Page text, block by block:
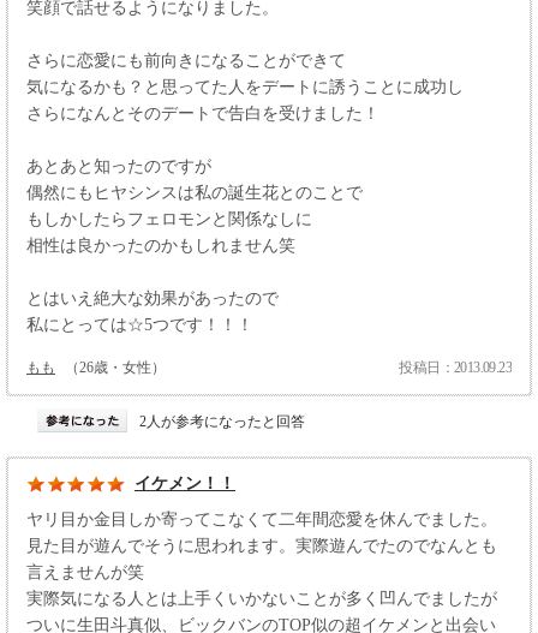
笑顔で話せるようになりました。
さらに恋愛にも前向きになることができて
気になるかも？と思ってた人をデートに誘うことに成功し
さらになんとそのデートで告白を受けました！
あとあと知ったのですが
偶然にもヒヤシンスは私の誕生花とのことで
もしかしたらフェロモンと関係なしに
相性は良かったのかもしれません笑
とはいえ絶大な効果があったので
私にとっては☆5つです！！！
もも （26歳・女性） 投稿日：2013.09.23
2人が参考になったと回答
イケメン！！
ヤリ目か金目しか寄ってこなくて二年間恋愛を休んでました。
見た目が遊んでそうに思われます。実際遊んでたのでなんとも
言えませんが笑
実際気になる人とは上手くいかないことが多く凹んでましたが
ついに生田斗真似、ビックバンのTOP似の超イケメンと出会い